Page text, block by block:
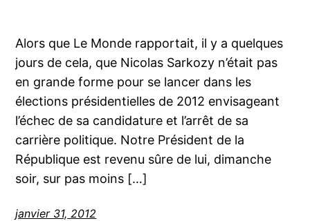
Alors que Le Monde rapportait, il y a quelques
jours de cela, que Nicolas Sarkozy n’était pas
en grande forme pour se lancer dans les
élections présidentielles de 2012 envisageant
l’échec de sa candidature et l’arrêt de sa
carrière politique. Notre Président de la
République est revenu sûre de lui, dimanche
soir, sur pas moins […]
janvier 31, 2012